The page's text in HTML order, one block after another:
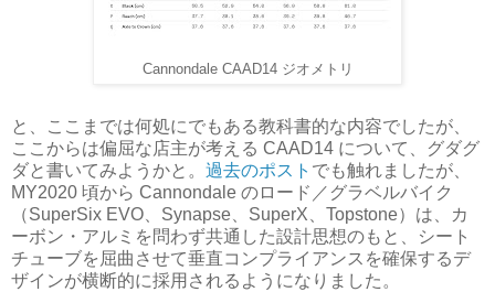
Cannondale CAAD14 ジオメトリ
と、ここまでは何処にでもある教科書的な内容でしたが、
ここからは偏屈な店主が考える CAAD14 について、グダグ
ダと書いてみようかと。 過去のポスト でも触れましたが、
MY2020 頃から Cannondale のロード／グラベルバイク
（SuperSix EVO、Synapse、SuperX、Topstone）は、カ
ーボン・アルミを問わず共通した設計思想のもと、シート
チューブを屈曲させて垂直コンプライアンスを確保するデ
ザインが横断的に採用されるようになりました。